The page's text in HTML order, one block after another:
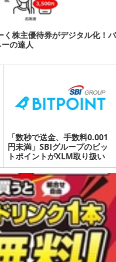
く株主優待券がデジタル化！バ
の達人
「数秒で送金、手数料0.001
円未満」SBIグループのビッ
トポイントがXLM取り扱い
を開始 | マネーの達人